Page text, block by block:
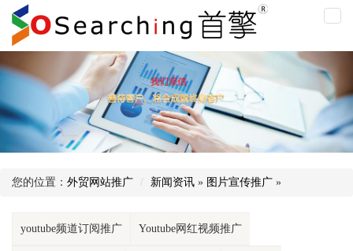
图
宣
推
广
您的位置： 外贸网站推广 新闻资讯 » 图片宣传推广 »
youtube频道订阅推广 Youtube网红视频推广